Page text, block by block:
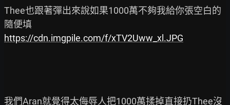
Thee也跟著彈出來說如果1000萬不夠我給你張空白的
https://cdn.imgpile.com/f/xTV2Uww_xl.JPG
我們Aran就覺得太侮辱人把1000萬揉掉直接扔Thee沒